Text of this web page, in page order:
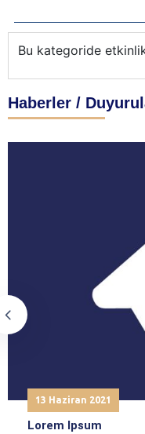
Bu kategoride
Haberler /
13 Haziran 2021
Lorem Ipsum